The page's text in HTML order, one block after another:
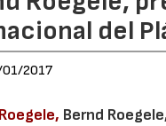
del
2017
Bernd